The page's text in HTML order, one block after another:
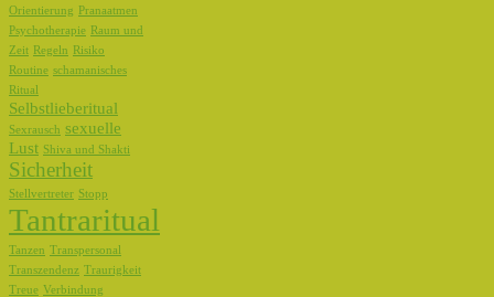
Orientierung
Pranaatmen
Psychotherapie Raum und
Zeit Regeln
Risiko
Routine schamanisches
Ritual
Selbstlieberitual
Sexrausch sexuelle
Lust Shiva und Shakti
Sicherheit
Stellvertreter Stopp
Tantraritual
Tanzen Transpersonal
Transzendenz Traurigkeit
Treue Verbindung